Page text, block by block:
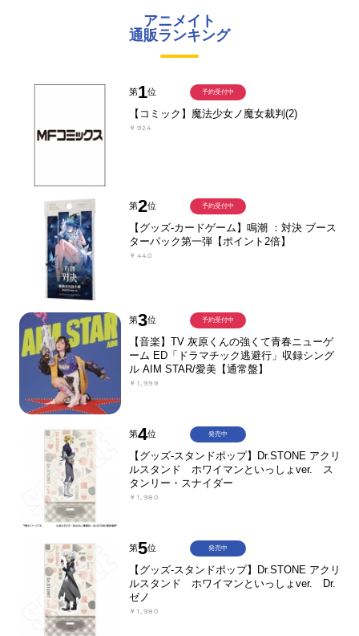
アニメイト
通販ランキング
第1位
【コミック】魔法少女ノ魔女裁判(2)
￥924
予約受付中
第2位
【グッズ-カードゲーム】鳴潮 ：対決 ブース
ターパック第一弾【ポイント2倍】
￥440
予約受付中
第3位
【音楽】TV 灰原くんの強くて青春ニューゲ
ーム ED「ドラマチック逃避行」収録シング
ル AIM STAR/愛美【通常盤】
￥1,999
予約受付中
第4位
【グッズ-スタンドポップ】Dr.STONE アクリ
ルスタンド ホワイマンといっしょver. ス
タンリー・スナイダー
￥1,980
発売中
第5位
【グッズ-スタンドポップ】Dr.STONE アクリ
ルスタンド ホワイマンといっしょver. Dr.
ゼノ
￥1,980
発売中